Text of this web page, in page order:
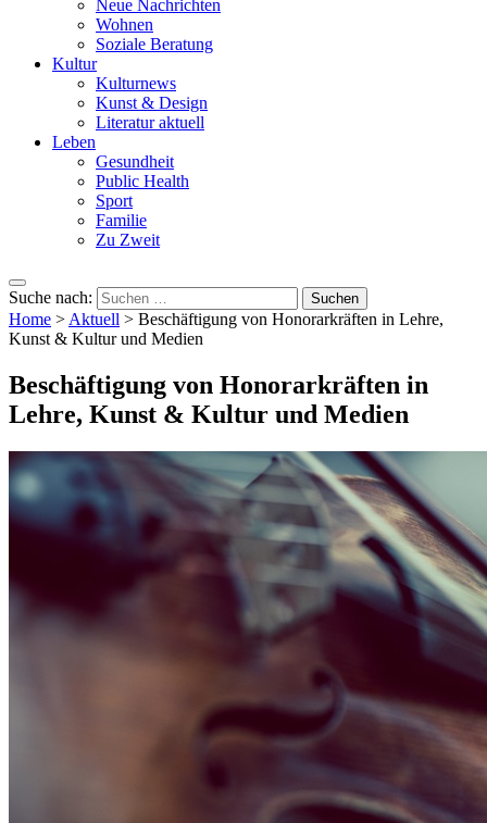
Neue Nachrichten
Wohnen
Soziale Beratung
Kultur
Kulturnews
Kunst & Design
Literatur aktuell
Leben
Gesundheit
Public Health
Sport
Familie
Zu Zweit
Suche nach:
Home > Aktuell > Beschäftigung von Honorarkräften in Lehre,
Kunst & Kultur und Medien
Beschäftigung von Honorarkräften in
Lehre, Kunst & Kultur und Medien